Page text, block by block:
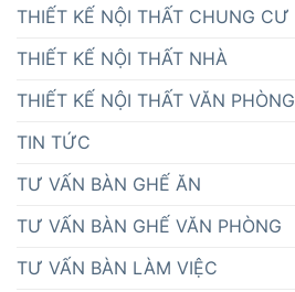
THIẾT KẾ NỘI THẤT CHUNG CƯ
THIẾT KẾ NỘI THẤT NHÀ
THIẾT KẾ NỘI THẤT VĂN PHÒNG
TIN TỨC
TƯ VẤN BÀN GHẾ ĂN
TƯ VẤN BÀN GHẾ VĂN PHÒNG
TƯ VẤN BÀN LÀM VIỆC